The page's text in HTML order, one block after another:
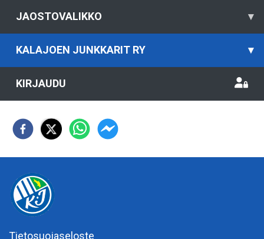
JAOSTOVALIKKO ▾
KALAJOEN JUNKKARIT RY ▾
KIRJAUDU
Tietosuojaseloste